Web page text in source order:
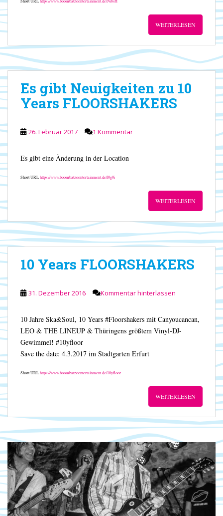
WEITERLESEN
Es gibt Neuigkeiten zu 10
Years FLOORSHAKERS
26. Februar 2017 1 Kommentar
Es gibt eine Änderung in der Location
Short URLhttps://www.boombatzeentertainment.de/l0g0i
WEITERLESEN
10 Years FLOORSHAKERS
31. Dezember 2016 Kommentar hinterlassen
10 Jahre Ska&Soul, 10 Years #Floorshakers mit Canyoucancan,
LEO & THE LINEUP & Thüringens größtem Vinyl-DJ-
Gewimmel! #10yfloor
Save the date: 4.3.2017 im Stadtgarten Erfurt
Short URLhttps://www.boombatzeentertainment.de/10yfloor
WEITERLESEN